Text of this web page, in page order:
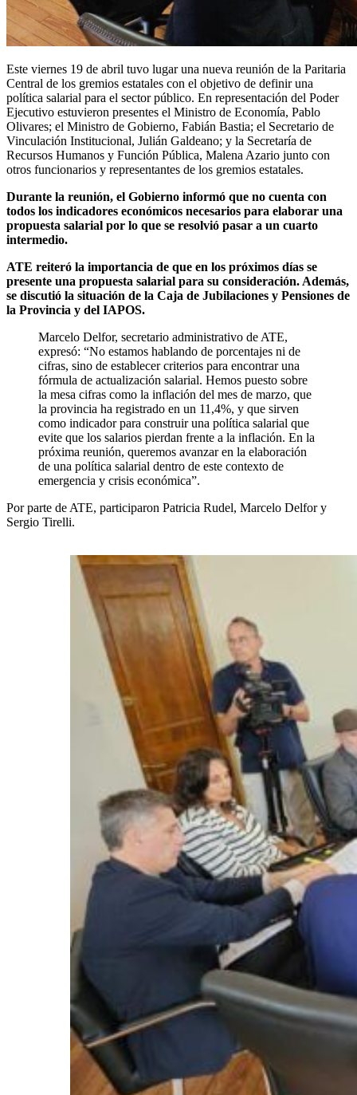
Este viernes 19 de abril tuvo lugar una nueva reunión de la Paritaria
Central de los gremios estatales con el objetivo de definir una
política salarial para el sector público. En representación del Poder
Ejecutivo estuvieron presentes el Ministro de Economía, Pablo
Olivares; el Ministro de Gobierno, Fabián Bastia; el Secretario de
Vinculación Institucional, Julián Galdeano; y la Secretaría de
Recursos Humanos y Función Pública, Malena Azario junto con
otros funcionarios y representantes de los gremios estatales.
Durante la reunión, el Gobierno informó que no cuenta con
todos los indicadores económicos necesarios para elaborar una
propuesta salarial por lo que se resolvió pasar a un cuarto
intermedio.
ATE reiteró la importancia de que en los próximos días se
presente una propuesta salarial para su consideración. Además,
se discutió la situación de la Caja de Jubilaciones y Pensiones de
la Provincia y del IAPOS.
Marcelo Delfor, secretario administrativo de ATE,
expresó: “No estamos hablando de porcentajes ni de
cifras, sino de establecer criterios para encontrar una
fórmula de actualización salarial. Hemos puesto sobre
la mesa cifras como la inflación del mes de marzo, que
la provincia ha registrado en un 11,4%, y que sirven
como indicador para construir una política salarial que
evite que los salarios pierdan frente a la inflación. En la
próxima reunión, queremos avanzar en la elaboración
de una política salarial dentro de este contexto de
emergencia y crisis económica”.
Por parte de ATE, participaron Patricia Rudel, Marcelo Delfor y
Sergio Tirelli.